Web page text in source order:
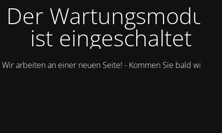
Der Wartungsmodus
ist eingeschaltet
Wir arbeiten an einer neuen Seite! - Kommen Sie bald wieder.